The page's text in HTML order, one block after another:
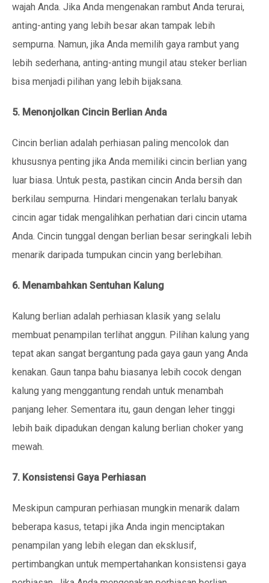
wajah Anda. Jika Anda mengenakan rambut Anda terurai,
anting-anting yang lebih besar akan tampak lebih
sempurna. Namun, jika Anda memilih gaya rambut yang
lebih sederhana, anting-anting mungil atau steker berlian
bisa menjadi pilihan yang lebih bijaksana.
5. Menonjolkan Cincin Berlian Anda
Cincin berlian adalah perhiasan paling mencolok dan
khususnya penting jika Anda memiliki cincin berlian yang
luar biasa. Untuk pesta, pastikan cincin Anda bersih dan
berkilau sempurna. Hindari mengenakan terlalu banyak
cincin agar tidak mengalihkan perhatian dari cincin utama
Anda. Cincin tunggal dengan berlian besar seringkali lebih
menarik daripada tumpukan cincin yang berlebihan.
6. Menambahkan Sentuhan Kalung
Kalung berlian adalah perhiasan klasik yang selalu
membuat penampilan terlihat anggun. Pilihan kalung yang
tepat akan sangat bergantung pada gaya gaun yang Anda
kenakan. Gaun tanpa bahu biasanya lebih cocok dengan
kalung yang menggantung rendah untuk menambah
panjang leher. Sementara itu, gaun dengan leher tinggi
lebih baik dipadukan dengan kalung berlian choker yang
mewah.
7. Konsistensi Gaya Perhiasan
Meskipun campuran perhiasan mungkin menarik dalam
beberapa kasus, tetapi jika Anda ingin menciptakan
penampilan yang lebih elegan dan eksklusif,
pertimbangkan untuk mempertahankan konsistensi gaya